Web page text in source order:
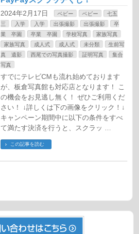
2024年2月17日 ベビー ベビー
七五
三
入学 入学 出張撮影 出張撮影
卒
業 卒園
卒業 卒園 学校写真
家族写真
家族写真
成人式 成人式 未分類
生前写
真 遺影
西尾での写真撮影 証明写真
集合
写真
すでにテレビCMも流れ始めております
が、板倉写真館も対応店となります！ こ
の機会をお見逃し無く！ ぜひご利用くだ
さい！ ↓詳しくは下の画像をクリック！↓
キャンペーン期間中に以下の条件をすべ
て満たす決済を行うと、スクラッ …
この記事を読む